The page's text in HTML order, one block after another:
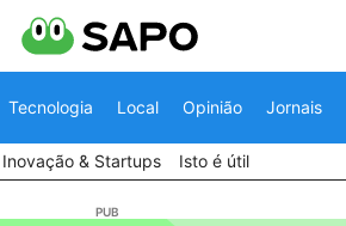
Tecnologia Local Opinião Jornais
Inovação & Startups Isto é útil